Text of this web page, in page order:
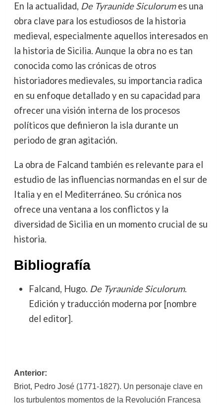
En la actualidad, De Tyraunide Siculorumes una
obra clave para los estudiosos de la historia
medieval, especialmente aquellos interesados en
la historia de Sicilia. Aunque la obra no es tan
conocida como las crónicas de otros
historiadores medievales, su importancia radica
en su enfoque detallado y en su capacidad para
ofrecer una visión interna de los procesos
políticos que definieron la isla durante un
periodo de gran agitación.
La obra de Falcand también es relevante para el
estudio de las influencias normandas en el sur de
Italia y en el Mediterráneo. Su crónica nos
ofrece una ventana a los conflictos y la
diversidad de Sicilia en un momento crucial de su
historia.
Bibliografía
Falcand, Hugo. De Tyraunide Siculorum.
Edición y traducción moderna por [nombre
del editor].
Navegación
de
Anterior:
Briot, Pedro José (1771-1827). Un personaje clave en
los turbulentos momentos de la Revolución Francesa